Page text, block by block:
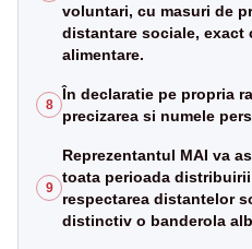
voluntari, cu masuri de
distantare sociale, exact
alimentare.
8
În declaratie pe propria
precizarea si numele
9
Reprezentantul MAI va
toata perioada
respectarea distantelor
distinctiv o banderola